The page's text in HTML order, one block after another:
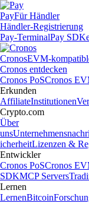
PayFür Händler
Händler-Registrierung
Pay-TerminalPay SDK
CronosEVM-
Cronos entdecken
Cronos PoSCronos
Erkunden
AffiliateInstitutionen
Crypto.com
Über
uns
icherheitLizenzen &
Entwickler
Cronos PoSCronos
SDKMCP Servers
Lernen
LernenBitcoin